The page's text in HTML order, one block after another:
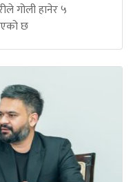
गोली हानेर ५
छ